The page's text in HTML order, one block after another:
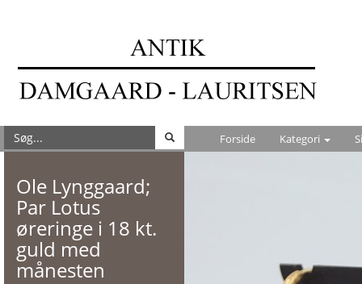
Forside Kategori
Ole Lynggaard;
Par Lotus
øreringe i 18 kt.
guld med
månesten